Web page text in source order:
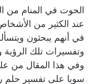
الحوت في المنام من
عند الكثير من
في أنهم يبحثون
وتفسيرات تلك
وفي هذا المقال من
سويا على تفسير حلم